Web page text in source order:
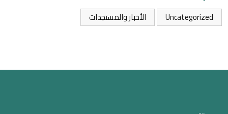
Uncategorized الأخبار والمستجدات